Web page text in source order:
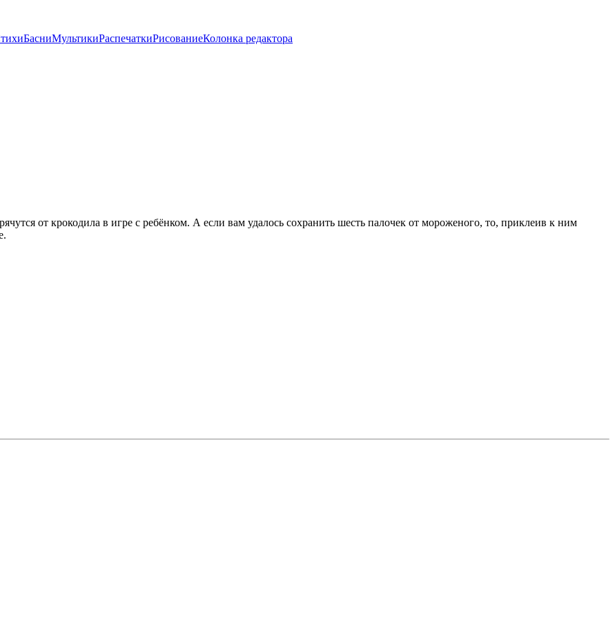
БасниМультикиРаспечаткиРисованиеКолонка редактора
от крокодила в игре с ребёнком. А если вам удалось сохранить шесть палочек от мороженого, то, приклеив к ним